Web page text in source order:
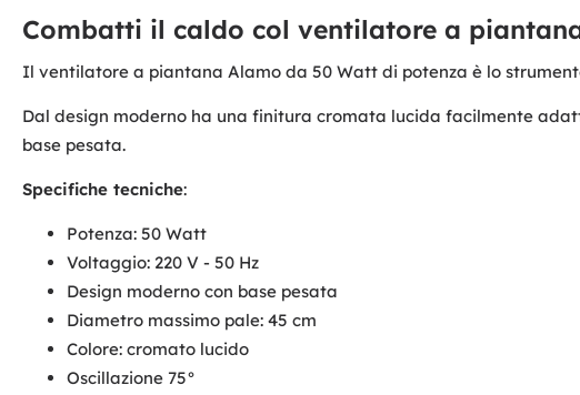
Combatti il caldo col ventilatore a
Il ventilatore a piantana Alamo da 50 Watt di potenza è lo
Dal design moderno ha una finitura cromata lucida facilmente
base pesata.
Specifiche tecniche:
Potenza: 50 Watt
Voltaggio: 220 V - 50 Hz
Design moderno con base pesata
Diametro massimo pale: 45 cm
Colore: cromato lucido
Oscillazione 75°